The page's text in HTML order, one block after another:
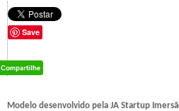
Save
Modelo desenvolvido pela JA Startup